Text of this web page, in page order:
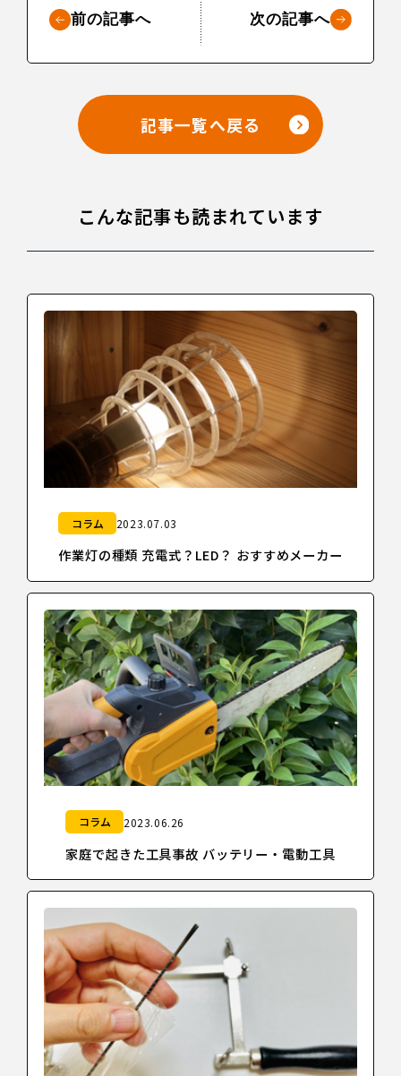
前の記事へ 次の記事へ
記事一覧へ戻る
こんな記事も読まれています
コラム 2023.07.03
作業灯の種類 充電式？LED？ おすすめメーカー
コラム 2023.06.26
家庭で起きた工具事故 バッテリー・電動工具